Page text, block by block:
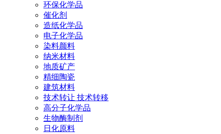
环保化学品
催化剂
造纸化学品
电子化学品
染料颜料
纳米材料
地质矿产
精细陶瓷
建筑材料
技术转让 技术转移
高分子化学品
生物酶制剂
日化原料